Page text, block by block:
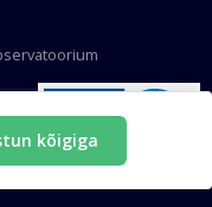
kõigiga